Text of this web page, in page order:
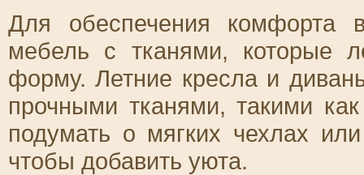
Для обеспечения комфорта
мебель с тканями, которые
форму. Летние кресла и
прочными тканями, такими
подумать о мягких чехлах
чтобы добавить уюта.